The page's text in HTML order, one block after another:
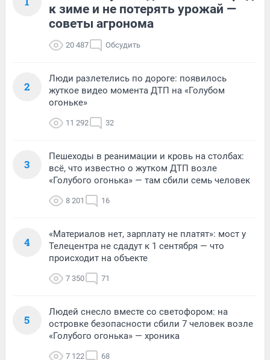
к зиме и не потерять урожай —
советы агронома
20 487 Обсудить
2
Люди разлетелись по дороге: появилось
жуткое видео момента ДТП на «Голубом
огоньке»
11 292 32
3
Пешеходы в реанимации и кровь на столбах:
всё, что известно о жутком ДТП возле
«Голубого огонька» — там сбили семь человек
8 201 16
4
«Материалов нет, зарплату не платят»: мост у
Телецентра не сдадут к 1 сентября — что
происходит на объекте
7 350 71
5
Людей снесло вместе со светофором: на
островке безопасности сбили 7 человек возле
«Голубого огонька» — хроника
7 122 68